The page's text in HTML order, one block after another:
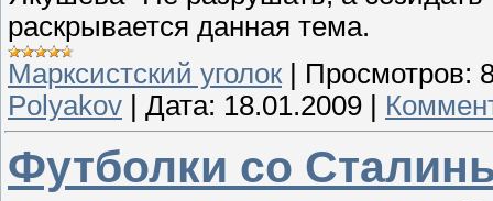
раскрывается данная тема.
Марксистский уголок | Просмотров:
Polyakov | Дата: 18.01.2009 |
Футболки со